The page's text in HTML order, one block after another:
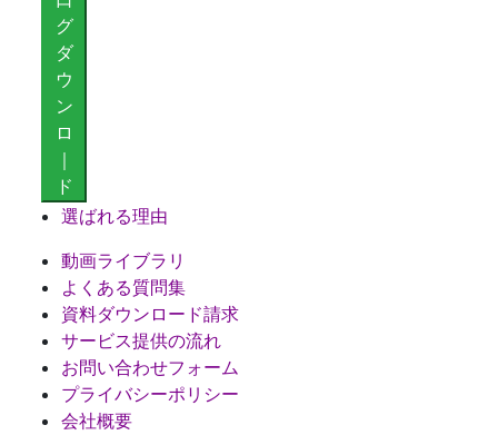
グ
ダ
ウ
ン
ロ
｜
ド
選ばれる理由
動画ライブラリ
よくある質問集
資料ダウンロード請求
サービス提供の流れ
お問い合わせフォーム
プライバシーポリシー
会社概要